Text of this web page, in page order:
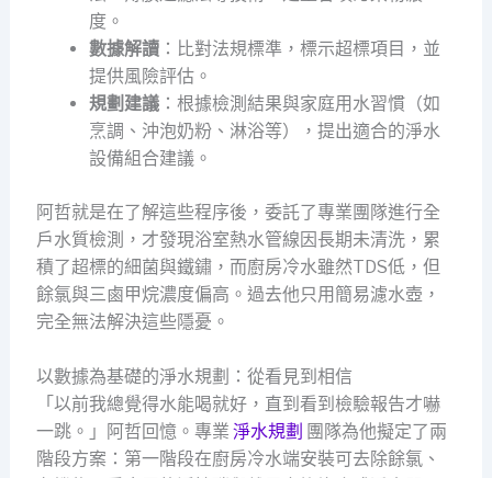
度。
數據解讀：比對法規標準，標示超標項目，並
提供風險評估。
規劃建議：根據檢測結果與家庭用水習慣（如
烹調、沖泡奶粉、淋浴等），提出適合的淨水
設備組合建議。
阿哲就是在了解這些程序後，委託了專業團隊進行全
戶水質檢測，才發現浴室熱水管線因長期未清洗，累
積了超標的細菌與鐵鏽，而廚房冷水雖然TDS低，但
餘氯與三鹵甲烷濃度偏高。過去他只用簡易濾水壺，
完全無法解決這些隱憂。
以數據為基礎的淨水規劃：從看見到相信
「以前我總覺得水能喝就好，直到看到檢驗報告才嚇
一跳。」阿哲回憶。專業 淨水規劃 團隊為他擬定了兩
階段方案：第一階段在廚房冷水端安裝可去除餘氯、